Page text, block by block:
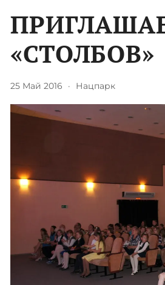
«СТОЛБОВ»
25 Май 2016 · Нацпарк